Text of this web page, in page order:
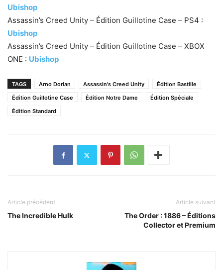
Ubishop
Assassin’s Creed Unity – Édition Guillotine Case – PS4 :
Ubishop
Assassin’s Creed Unity – Édition Guillotine Case – XBOX
ONE : Ubishop
TAGS Arno Dorian Assassin's Creed Unity
Édition Bastille
Édition Guillotine Case
Édition Notre Dame
Édition Spéciale
Édition Standard
Article précédent
The Incredible Hulk
Article suivant
The Order : 1886 – Éditions
Collector et Premium